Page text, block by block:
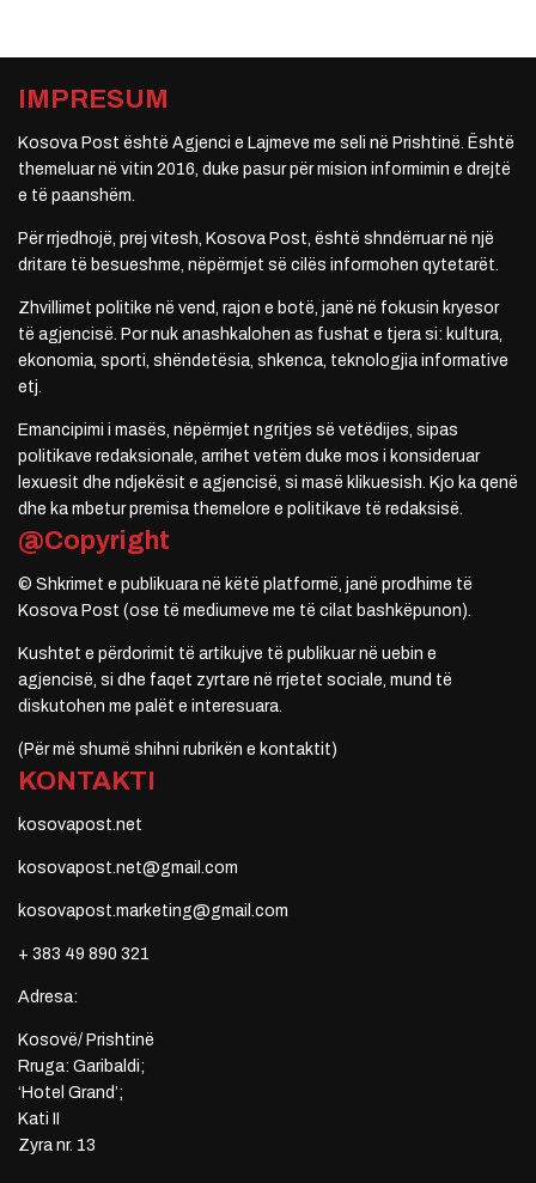
IMPRESUM
Kosova Post është Agjenci e Lajmeve me seli në Prishtinë. Është
themeluar në vitin 2016, duke pasur për mision informimin e drejtë
e të paanshëm.
Për rrjedhojë, prej vitesh, Kosova Post, është shndërruar në një
dritare të besueshme, nëpërmjet së cilës informohen qytetarët.
Zhvillimet politike në vend, rajon e botë, janë në fokusin kryesor
të agjencisë. Por nuk anashkalohen as fushat e tjera si: kultura,
ekonomia, sporti, shëndetësia, shkenca, teknologjia informative
etj.
Emancipimi i masës, nëpërmjet ngritjes së vetëdijes, sipas
politikave redaksionale, arrihet vetëm duke mos i konsideruar
lexuesit dhe ndjekësit e agjencisë, si masë klikuesish. Kjo ka qenë
dhe ka mbetur premisa themelore e politikave të redaksisë.
@Copyright
© Shkrimet e publikuara në këtë platformë, janë prodhime të
Kosova Post (ose të mediumeve me të cilat bashkëpunon).
Kushtet e përdorimit të artikujve të publikuar në uebin e
agjencisë, si dhe faqet zyrtare në rrjetet sociale, mund të
diskutohen me palët e interesuara.
(Për më shumë shihni rubrikën e kontaktit)
KONTAKTI
kosovapost.net
kosovapost.net@gmail.com
kosovapost.marketing@gmail.com
+ 383 49 890 321
Adresa:
Kosovë/ Prishtinë
Rruga: Garibaldi;
‘Hotel Grand’;
Kati II
Zyra nr. 13